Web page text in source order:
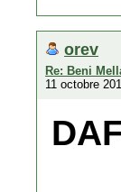
orev
Re: Beni
11 octobre